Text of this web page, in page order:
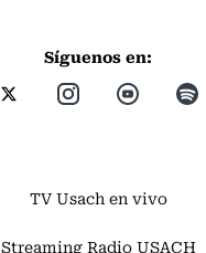
Síguenos en:
TV Usach en vivo
Streaming Radio USACH